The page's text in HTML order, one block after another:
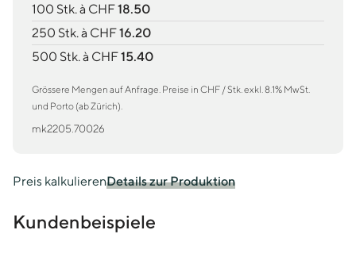
100 Stk. à CHF18.50
250 Stk. à CHF16.20
500 Stk. à CHF15.40
Grössere Mengen auf Anfrage. Preise in CHF / Stk. exkl. 8.1% MwSt.
und Porto (ab Zürich).
mk2205.70026
Preis kalkulierenDetails zur Produktion
Kundenbeispiele